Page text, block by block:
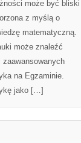
może być bliski
z myślą o
matematyczną.
może znaleźć
na Egzaminie.
jako […]